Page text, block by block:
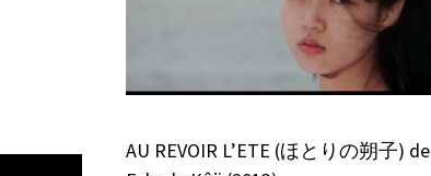
AU REVOIR L’ETE (ほとりの朔子) de